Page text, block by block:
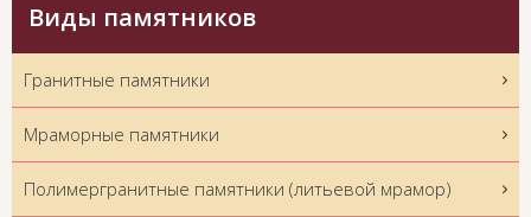
Виды памятников
Гранитные памятники
Мраморные памятники
Полимергранитные памятники (литьевой мрамор)